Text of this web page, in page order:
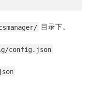
目录下。
config.json